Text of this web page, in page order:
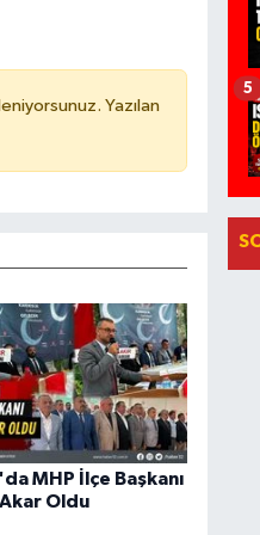
Yazılan
MHP İlçe Başkanı
Oldu
5